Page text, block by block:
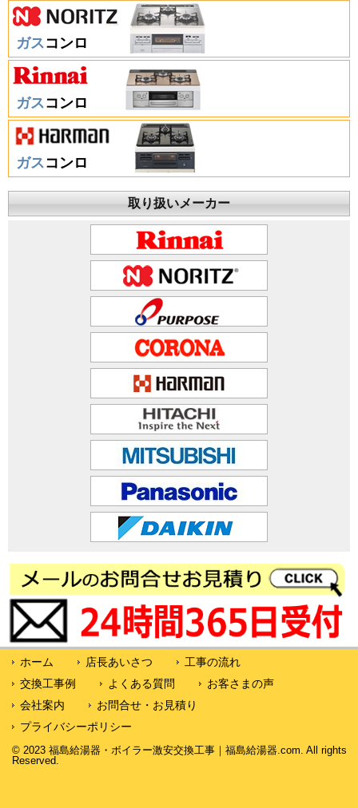
ガス コンロ
ガス コンロ
ガス コンロ
取り扱いメーカー
ホーム 店長あいさつ
工事の流れ
交換工事例
よくある質問
お客さまの声
会社案内
お問合せ・お見積り
プライバシーポリシー
© 2023 福島給湯器・ボイラー激安交換工事｜福島給湯器.com. All rights
Reserved.